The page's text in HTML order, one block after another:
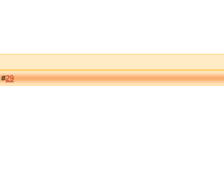
#29